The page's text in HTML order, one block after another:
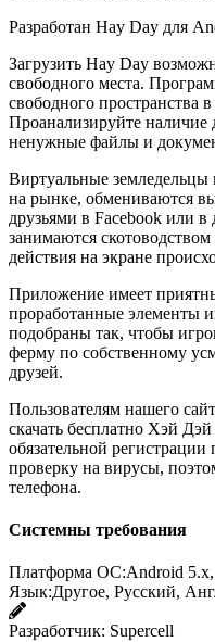
Разработан Hay Day для
Загрузить Hay Day
свободного места.
свободного пространства
Проанализируйте наличие
ненужные файлы и
Виртуальные
на рынке, обмениваются
друзьями в Facebook или
занимаются
действия на экране
Приложение имеет
проработанные элементы
подобраны так, чтобы
ферму по собственному
друзей.
Пользователям нашего
скачать бесплатно Хэй
обязательной
проверку на вирусы,
телефона.
Системны требования
Платформа ОС:Android
Язык:Другое, Русский,
Разработчик: Supercell